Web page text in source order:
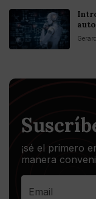
¡sé el primero
manera